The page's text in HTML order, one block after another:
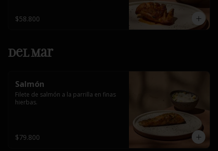
$58.800
Del Mar
Salmón
Filete de salmón a la parrilla en finas
hierbas.
$79.800